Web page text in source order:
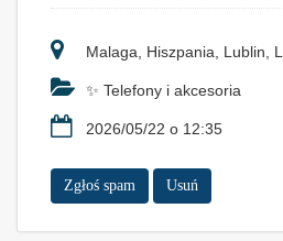
Malaga, Hiszpania, Lublin,
✨ Telefony i akcesoria
2026/05/22 o 12:35
Zgłoś spam Usuń